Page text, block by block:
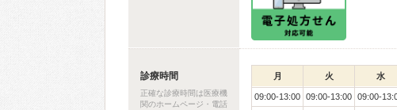
診療時間
正確な診療時間は医療機
関のホームページ・電話
月 火 水
09:00-13:00 09:00-13:00 09:00-